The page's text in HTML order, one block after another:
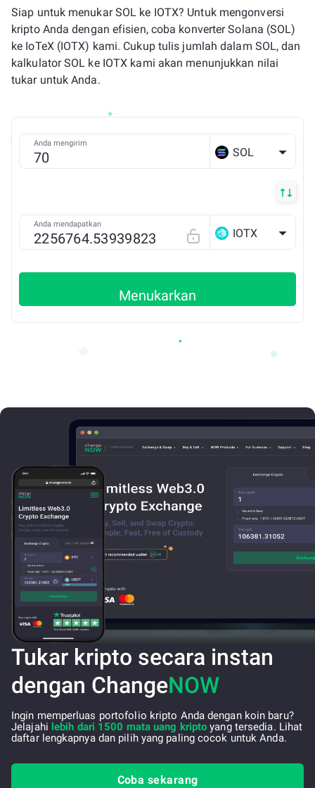
Siap untuk menukar SOL ke IOTX? Untuk mengonversi
kripto Anda dengan efisien, coba konverter Solana (SOL)
ke IoTeX (IOTX) kami. Cukup tulis jumlah dalam SOL, dan
kalkulator SOL ke IOTX kami akan menunjukkan nilai
tukar untuk Anda.
Anda mengirim
SOL
Anda mendapatkan
IOTX
Menukarkan
Tukar kripto secara instan
dengan ChangeNOW
Ingin memperluas portofolio kripto Anda dengan koin baru?
Jelajahi lebih dari 1500 mata uang kripto yang tersedia. Lihat
daftar lengkapnya dan pilih yang paling cocok untuk Anda.
Coba sekarang